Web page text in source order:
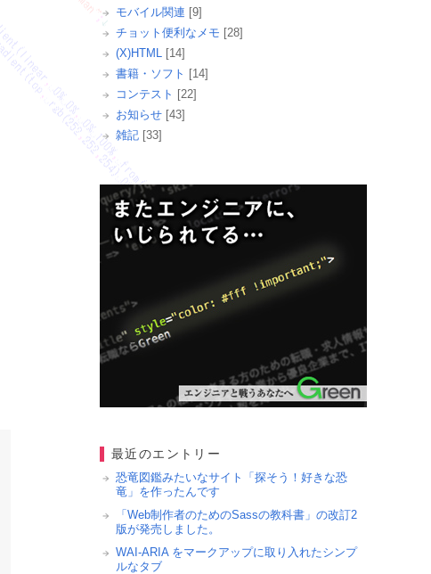
モバイル関連 [9]
チョット便利なメモ [28]
(X)HTML [14]
書籍・ソフト [14]
コンテスト [22]
お知らせ [43]
雑記 [33]
最近のエントリー
恐竜図鑑みたいなサイト「探そう！好きな恐
竜」を作ったんです
「Web制作者のためのSassの教科書」の改訂2
版が発売しました。
WAI-ARIA をマークアップに取り入れたシンプ
ルなタブ